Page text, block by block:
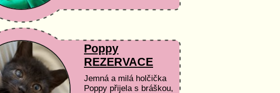
Poppy
REZERVACE
Jemná a milá holčička
Poppy přijela s bráškou,